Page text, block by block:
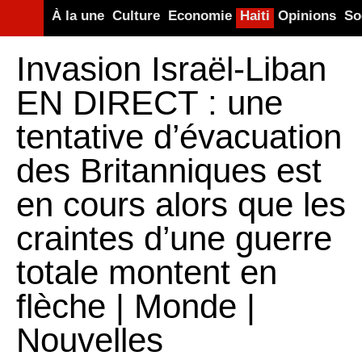
À la une Culture Economie Haiti Opinions
Invasion Israël-Liban
EN DIRECT : une
tentative d’évacuation
des Britanniques est
en cours alors que les
craintes d’une guerre
totale montent en
flèche | Monde |
Nouvelles